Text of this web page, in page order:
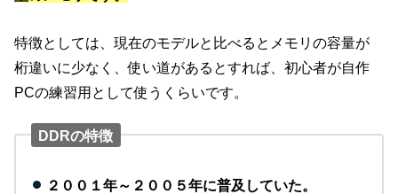
特徴としては、現在のモデルと比べるとメモリの容量が
桁違いに少なく、使い道があるとすれば、初心者が自作
PCの練習用として使うくらいです。
DDRの特徴
２００１年～２００５年に普及していた。